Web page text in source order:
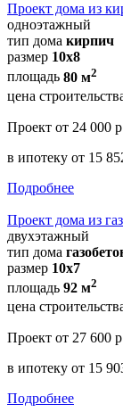
Проект дома из
одноэтажный
тип дома кирпич
размер 10х8
площадь 80 м2
цена
Проект от 24 000
в ипотеку от 15
Подробнее
Проект дома из
двухэтажный
тип дома
размер 10х7
площадь 92 м2
цена
Проект от 27 600
в ипотеку от 15
Подробнее